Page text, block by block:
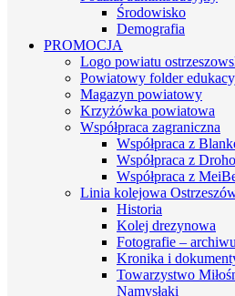
Środowisko
Demografia
PROMOCJA
Logo powiatu
Powiatowy folder
Magazyn powiatowy
Krzyżówka powiatowa
Współpraca zagraniczna
Współpraca z
Współpraca z
Współpraca z
Linia kolejowa
Historia
Kolej drezynowa
Fotografie –
Kronika i
Towarzystwo
Namysłaki